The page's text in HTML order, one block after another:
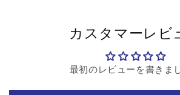
カスタマーレビ
最初のレビューを書きま